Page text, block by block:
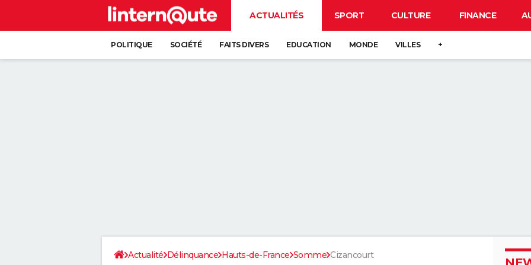
ACTUALITÉS SPORT CULTURE FINANCE
POLITIQUE SOCIÉTÉ FAITS DIVERS EDUCATION MONDE VILLES +
Actualité Délinquance Hauts-de-France Somme Cizancourt